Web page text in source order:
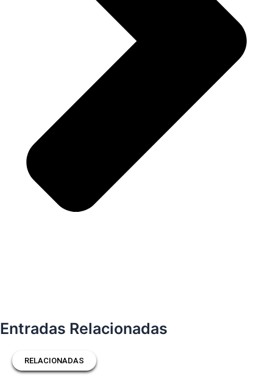
Entradas Relacionadas
RELACIONADAS